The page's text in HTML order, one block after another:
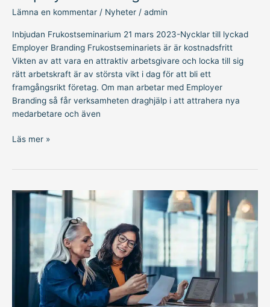
Lämna en kommentar / Nyheter / admin
Inbjudan Frukostseminarium 21 mars 2023-Nycklar till lyckad
Employer Branding Frukostseminariets är är kostnadsfritt
Vikten av att vara en attraktiv arbetsgivare och locka till sig
rätt arbetskraft är av största vikt i dag för att bli ett
framgångsrikt företag. Om man arbetar med Employer
Branding så får verksamheten draghjälp i att attrahera nya
medarbetare och även
Läs mer »
Erbjudande
konsultation
arbetsrätt